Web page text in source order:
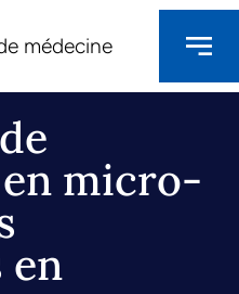
médecine
micro-
en